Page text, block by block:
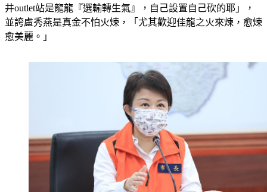
井outlet站是龍龍『選輸轉生氣』，自己設置自己砍的耶」，
並誇盧秀燕是真金不怕火煉，「尤其歡迎佳龍之火來煉，愈煉
愈美麗。」